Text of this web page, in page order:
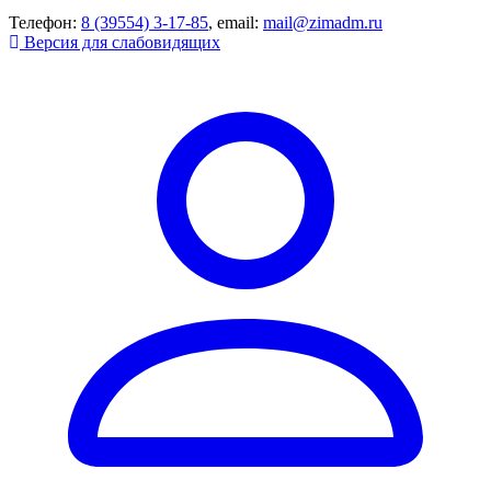
Телефон: 8 (39554) 3-17-85, email: mail@zimadm.ru
Версия для слабовидящих